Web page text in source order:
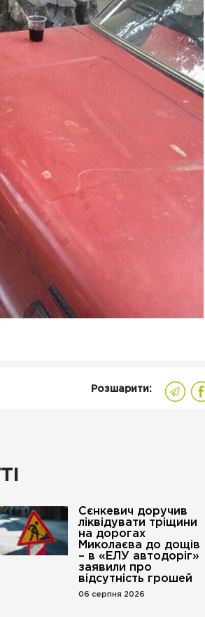
Розшарити:
Сєнкевич доручив
ліквідувати тріщини
на дорогах
Миколаєва до дощів
– в «ЕЛУ автодоріг»
заявили про
відсутність грошей
06 серпня 2026